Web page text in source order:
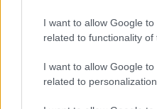
I want to allow Google
related to functionality of
I want to allow Google
related to personalization.